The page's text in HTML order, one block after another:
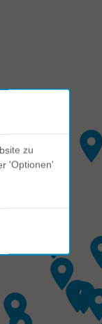
zu
'Optionen'